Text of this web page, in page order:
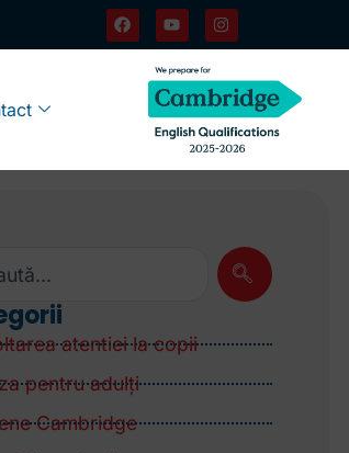
atentiei la copii
pentru adulţi
Cambridge